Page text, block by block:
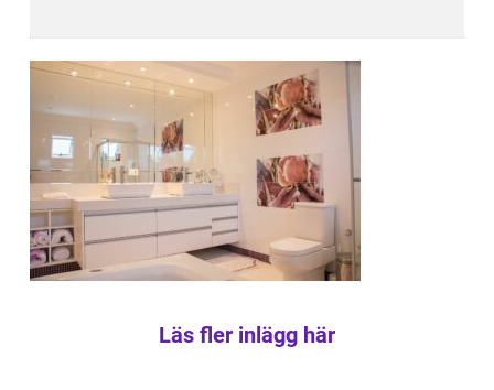
Läs fler inlägg här